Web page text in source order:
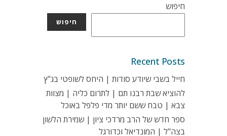
חיפוש
חיפוש
Recent Posts
חייל בשבי שיודע סודות | היחס לשופטי בג"ץ
להוציא שבת רבנו תם | לתרום כליה | מצוות
צבא | טבח ששם יותר מדי פלפל באוכל
ספר חדש של הרב מרדכי ציון | שמירת הלשון
בצה"ל | המונדיאל וכדורגל